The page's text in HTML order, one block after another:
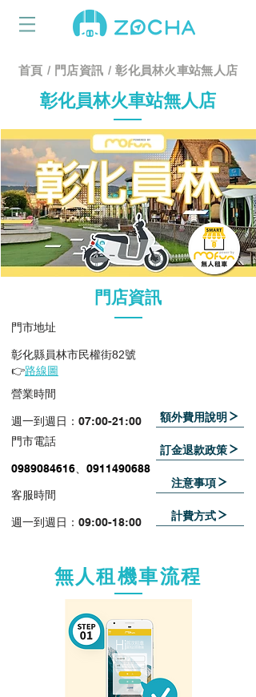
首頁 / 門店資訊 /彰化員林火車站無人店
彰化員林火車站無人店
​門市地址
彰化縣員林市民權街82號
👉路線圖
​營業時間
週一到週日： 07:00-21:00
​門市電話
0989084616​、0911490688
​客服時間
週一到週日：09:00-18:00
額外費用說明
訂金退款政策
注意事項
計費方式
​門店資訊
無人租機車流程